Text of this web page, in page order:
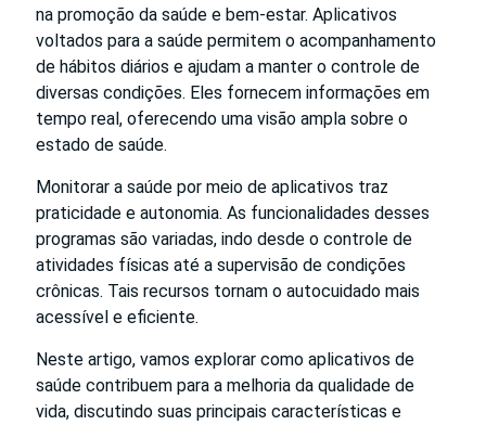
na promoção da saúde e bem-estar. Aplicativos
voltados para a saúde permitem o acompanhamento
de hábitos diários e ajudam a manter o controle de
diversas condições. Eles fornecem informações em
tempo real, oferecendo uma visão ampla sobre o
estado de saúde.
Monitorar a saúde por meio de aplicativos traz
praticidade e autonomia. As funcionalidades desses
programas são variadas, indo desde o controle de
atividades físicas até a supervisão de condições
crônicas. Tais recursos tornam o autocuidado mais
acessível e eficiente.
Neste artigo, vamos explorar como aplicativos de
saúde contribuem para a melhoria da qualidade de
vida, discutindo suas principais características e